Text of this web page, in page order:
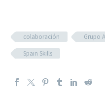
colaboración Grupo
Spain Skills